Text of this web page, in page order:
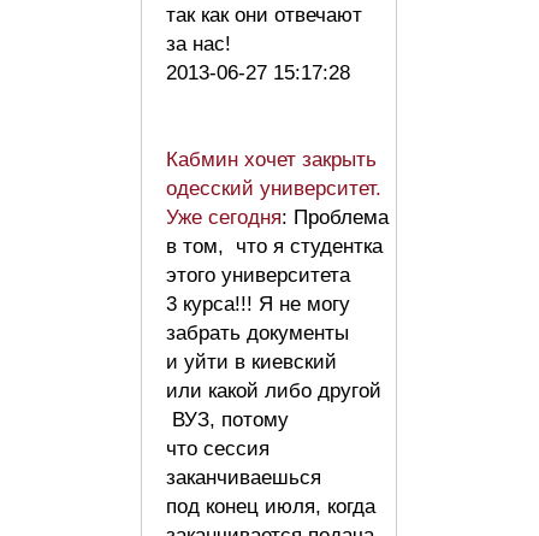
так как они отвечают
за нас!
2013-06-27 15:17:28
Кабмин хочет закрыть
одесский университет.
Уже сегодня: Проблема
в том, что я студентка
этого университета
3 курса!!! Я не могу
забрать документы
и уйти в киевский
или какой либо другой
ВУЗ, потому
что сессия
заканчиваешься
под конец июля, когда